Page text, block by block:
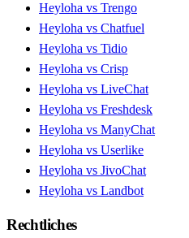
Heyloha vs Trengo
Heyloha vs Chatfuel
Heyloha vs Tidio
Heyloha vs Crisp
Heyloha vs LiveChat
Heyloha vs Freshdesk
Heyloha vs ManyChat
Heyloha vs Userlike
Heyloha vs JivoChat
Heyloha vs Landbot
Rechtliches